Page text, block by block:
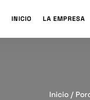
INICIO LA EMPRESA
Inicio /